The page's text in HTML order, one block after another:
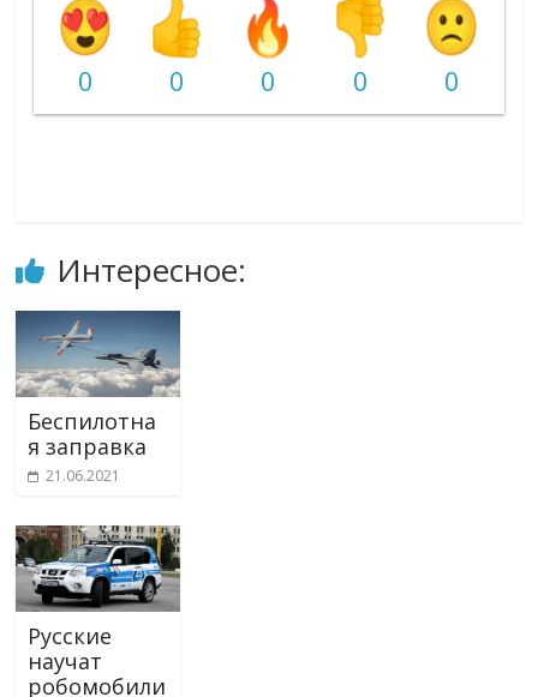
0 0 0 0 0
Интересное:
Беспилотна
я заправка
21.06.2021
Русские
научат
робомобили